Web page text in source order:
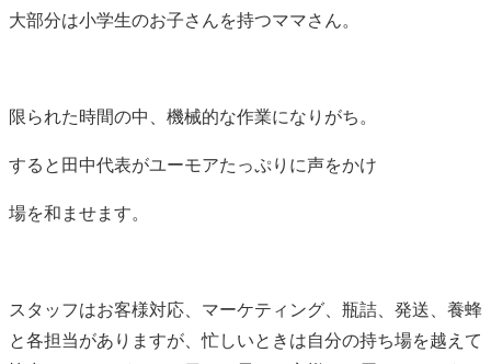
大部分は小学生のお子さんを持つママさん。
限られた時間の中、機械的な作業になりがち。
すると田中代表がユーモアたっぷりに声をかけ
場を和ませます。
スタッフはお客様対応、マーケティング、瓶詰、発送、養蜂
と各担当がありますが、忙しいときは自分の持ち場を越えて